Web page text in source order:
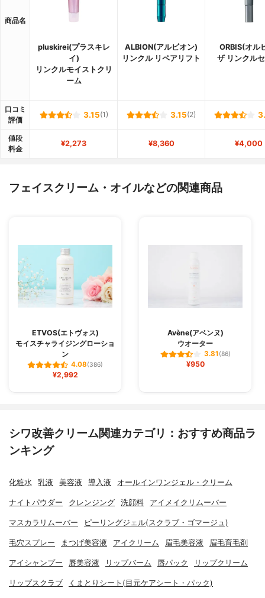
商品名
pluskirei(プラスキレ
イ)
リンクルモイストクリ
ーム
ALBION(アルビオン)
リンクル リペアリフト
ORBIS(オル
ザ リンクル
口コミ
評価
3.15(1) 3.15(2)
値段
料金
¥2,273 ¥8,360 ¥4,000
フェイスクリーム・オイルなどの関連商品
ETVOS(エトヴォス)
モイスチャライジングローショ
ン
4.08(386)
¥2,992
Avène(アベンヌ)
ウオーター
3.81(86)
¥950
シワ改善クリーム関連カテゴリ：おすすめ商品ラ
ンキング
化粧水 乳液 美容液 導入液 オールインワンジェル・クリーム
ナイトパウダー クレンジング 洗顔料 アイメイクリムーバー
マスカラリムーバー ピーリングジェル(スクラブ・ゴマージュ)
毛穴スプレー まつげ美容液 アイクリーム 眉毛美容液 眉毛育毛剤
アイシャンプー 唇美容液 リップバーム 唇パック リップクリーム
リップスクラブ くまとりシート(目元ケアシート・パック)